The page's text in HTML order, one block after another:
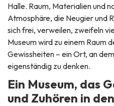
Halle. Raum, Materialien und
Atmosphäre, die Neugier und
sich frei, verweilen, zweifeln
Museum wird zu einem Raum
Gewissheiten – ein Ort, an
eigenständig zu denken.
Ein Museum, das
und Zuhören in